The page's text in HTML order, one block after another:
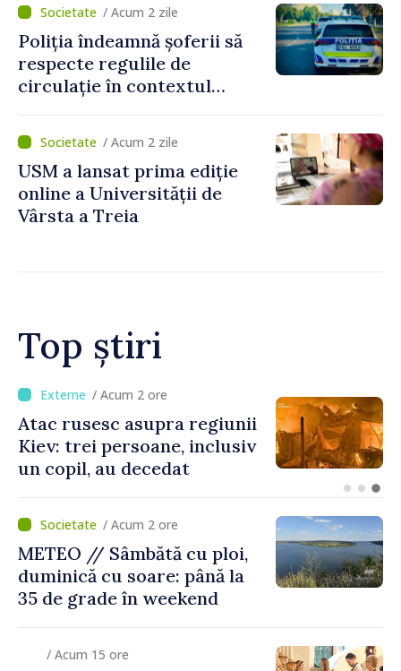
/ Acum 2 zile
Poliția îndeamnă șoferii să
respecte regulile de
circulație în contextul
perioada concediilor
/ Acum 2 zile
USM a lansat prima ediție
online a Universității de
Vârsta a Treia
Top știri
/ Acum 47 minute
Joseph Burkhalter,
confirmat de Senatul SUA în
calitate de viitor ambasador
/ Acum 2 ore
METEO // Sâmbătă cu ploi,
duminică cu soare: până la
35 de grade în weekend
/ Acum 15 ore